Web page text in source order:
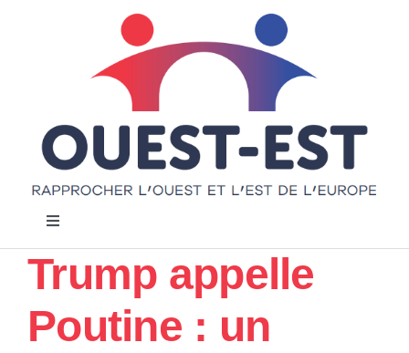
Navigation
à
bascule
Accueil
Notre projet
Trump appelle
Poutine : un